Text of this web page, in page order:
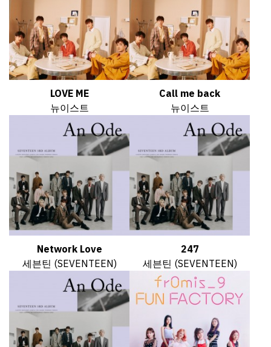
LOVE ME
뉴이스트
Call me back
뉴이스트
Network Love
세븐틴 (SEVENTEEN)
247
세븐틴 (SEVENTEEN)